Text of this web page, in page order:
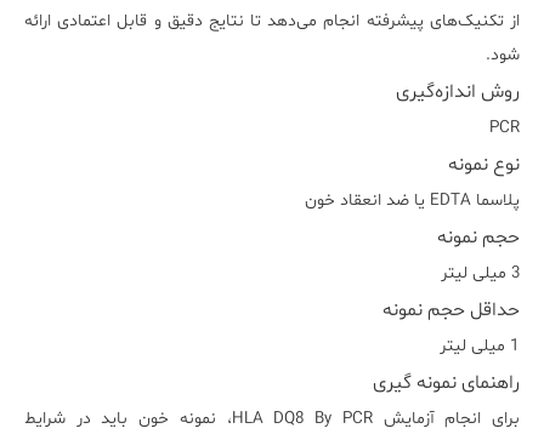
از تکنیک‌های پیشرفته انجام می‌دهد تا نتایج دقیق و قابل اعتمادی ارائه
شود.
روش اندازه‌گیری
PCR
نوع نمونه
پلاسما EDTA يا ضد انعقاد خون
حجم نمونه
3 میلی لیتر
حداقل حجم نمونه
1 میلی لیتر
راهنمای نمونه گیری
برای انجام آزمایش HLA DQ8 By PCR، نمونه خون باید در شرایط